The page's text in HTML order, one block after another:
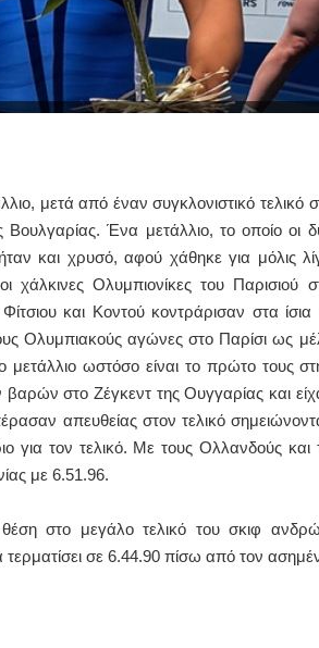
μετά από έναν συγκλονιστικό τελικό
Ένα μετάλλιο, το οποίο οι
και χρυσό, αφού χάθηκε για μόλις
Ολυμπιονίκες του Παρισιού
και Κοντού κοντράρισαν στα ίσια
Ολυμπιακούς αγώνες στο Παρίσι ως
μετάλλιο ωστόσο είναι το πρώτο τους
στο Ζέγκεντ της Ουγγαρίας και
απευθείας στον τελικό
για τον τελικό. Με τους Ολλανδούς και
με 6.51.96.
στο μεγάλο τελικό του σκιφ
σε 6.44.90 πίσω από τον
ΙΩΑΝΝΗΣ Α. ΜΑΛΛΙΑΣ
ΧΕΙΡΟΥΡΓΟΣ
ΟΦΘΑΛΜΙΑΤΡΟΣ
Διδάκτωρ Ιατρικής Σχολής
Πανεπιστημίου Αθηνών
Καλλιπόλεως 3,Νέα Σμύρνη,
Καβέτσου 10, Μυτιλήνη, τηλ:
2251038065
Χειρουργός Ωτορινολαρυγγολόγος
Έλενα Μπούμπα
Στρατιωτικός Ιατρός
2102467085 & 6938502258
email- elenboumpa@gmail.com